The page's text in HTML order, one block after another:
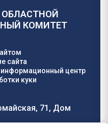
КОМИТЕТ
сайта
центр
куки
71, Дом